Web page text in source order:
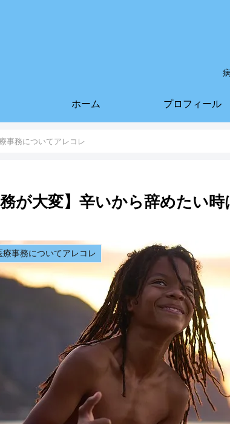
ホーム プロフィール
事務についてアレコレ
務が大変】辛いから辞めたい
療事務についてアレコレ